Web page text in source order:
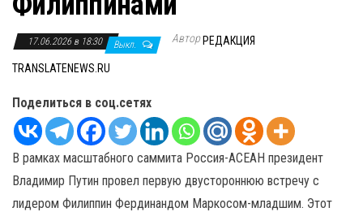
17.06.2026 в 18:30 Выкл. Автор РЕДАКЦИЯ
TRANSLATENEWS.RU
Поделиться в соц.сетях
В рамках масштабного саммита Россия-АСЕАН президент
Владимир Путин провел первую двустороннюю встречу с
лидером Филиппин Фердинандом Маркосом-младшим. Этот